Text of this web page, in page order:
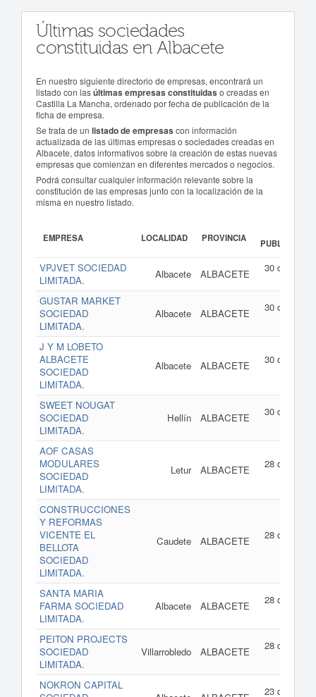
Últimas sociedades
constituidas en Albacete
En nuestro siguiente directorio de empresas, encontrará un
listado con lasúltimas empresas constituidaso creadas en
Castilla La Mancha, ordenado por fecha de publicación de la
ficha de empresa.
Se trata de unlistado de empresas con información
actualizada de las últimas empresas o sociedades creadas en
Albacete, datos informativos sobre la creación de estas nuevas
empresas que comienzan en diferentes mercados o negocios.
Podrá consultar cualquier información relevante sobre la
constitución de las empresas junto con la localización de la
misma en nuestro listado.
EMPRESA LOCALIDAD PROVINCIA
PUBLICACIÓN
VPJVET SOCIEDAD
LIMITADA.
Albacete ALBACETE
30 de julio
GUSTAR MARKET
SOCIEDAD
LIMITADA.
Albacete ALBACETE
30 de julio
J Y M LOBETO
ALBACETE
SOCIEDAD
LIMITADA.
Albacete ALBACETE
30 de julio
SWEET NOUGAT
SOCIEDAD
LIMITADA.
Hellín ALBACETE
30 de julio
AOF CASAS
MODULARES
SOCIEDAD
LIMITADA.
Letur ALBACETE
28 de julio
CONSTRUCCIONES
Y REFORMAS
VICENTE EL
BELLOTA
SOCIEDAD
LIMITADA.
Caudete ALBACETE
28 de julio
SANTA MARIA
FARMA SOCIEDAD
LIMITADA.
Albacete ALBACETE
28 de julio
PEITON PROJECTS
SOCIEDAD
LIMITADA.
Villarrobledo ALBACETE
28 de julio
NOKRON CAPITAL
23 de julio